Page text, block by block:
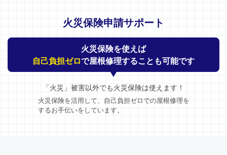
火災保険申請サポート
火災保険を使えば
自己負担ゼロで屋根修理することも可能です
「火災」被害以外でも火災保険は使えます！
火災保険を活用して、自己負担ゼロでの屋根修理を
するお手伝いをしています。